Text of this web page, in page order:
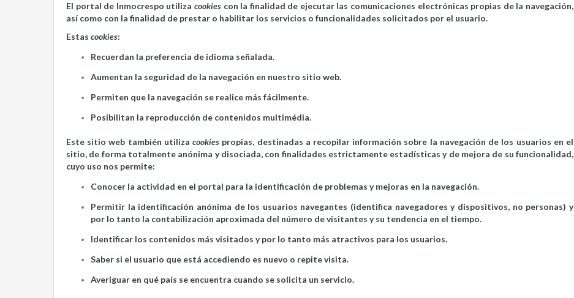
El portal de Inmocrespo utiliza cookiescon la finalidad de ejecutar las comunicaciones electrónicas propias de la navegación,
así como con la finalidad de prestar o habilitar los servicios o funcionalidades solicitados por el usuario.
Estas cookies:
Recuerdan la preferencia de idioma señalada.
Aumentan la seguridad de la navegación en nuestro sitio web.
Permiten que la navegación se realice más fácilmente.
Posibilitan la reproducción de contenidos multimédia.
Este sitio web también utilizacookies propias, destinadas a recopilar información sobre la navegación de los usuarios en el
sitio, de forma totalmente anónima y disociada, con finalidades estrictamente estadísticas y de mejora de su funcionalidad,
cuyo uso nos permite:
Conocer la actividad en el portal para la identificación de problemas y mejoras en la navegación.
Permitir la identificación anónima de los usuarios navegantes (identifica navegadores y dispositivos, no personas) y
por lo tanto la contabilización aproximada del número de visitantes y su tendencia en el tiempo.
Identificar los contenidos más visitados y por lo tanto más atractivos para los usuarios.
Saber si el usuario que está accediendo es nuevo o repite visita.
Averiguar en qué país se encuentra cuando se solicita un servicio.